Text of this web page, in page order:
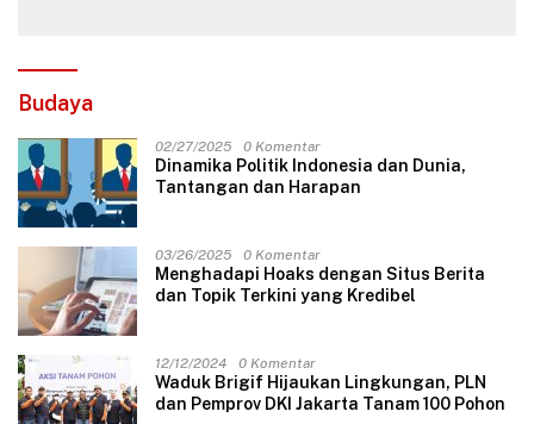
Budaya
02/27/2025 0 Komentar
Dinamika Politik Indonesia dan Dunia,
Tantangan dan Harapan
03/26/2025 0 Komentar
Menghadapi Hoaks dengan Situs Berita
dan Topik Terkini yang Kredibel
12/12/2024 0 Komentar
Waduk Brigif Hijaukan Lingkungan, PLN
dan Pemprov DKI Jakarta Tanam 100 Pohon